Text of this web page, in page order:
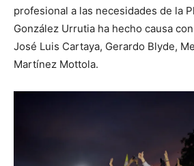
profesional a las necesidades de la
González Urrutia ha hecho causa
José Luis Cartaya, Gerardo Blyde,
Martínez Mottola.